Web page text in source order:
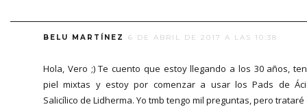
BELU MARTÍNEZ 6 DE ABRIL DE 2017 A LAS 10:38
Hola, Vero ;) Te cuento que estoy llegando a los 30 años,
piel mixtas y estoy por comenzar a usar los Pads de
Salicílico de Lidherma. Yo tmb tengo mil preguntas, pero trataré